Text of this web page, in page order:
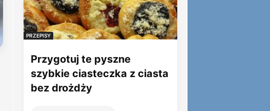
PRZEPISY
Przygotuj te pyszne
szybkie ciasteczka z ciasta
bez drożdży